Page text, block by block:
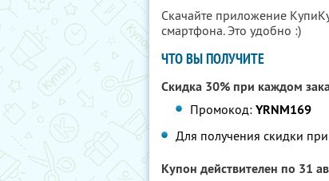
Скачайте приложение
смартфона. Это удобно :)
ЧТО ВЫ ПОЛУЧИТЕ
Скидка 30% при каждом
Промокод:YRNM169
Для получения скидки при
Купон действителен по 31